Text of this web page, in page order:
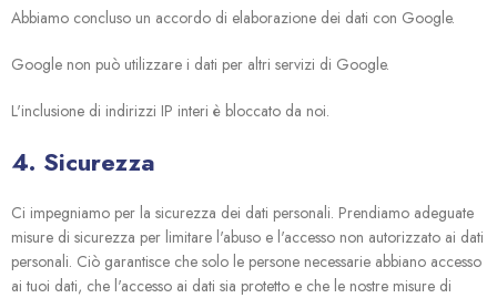
Abbiamo concluso un accordo di elaborazione dei dati con Google.
Google non può utilizzare i dati per altri servizi di Google.
L'inclusione di indirizzi IP interi è bloccato da noi.
4. Sicurezza
Ci impegniamo per la sicurezza dei dati personali. Prendiamo adeguate
misure di sicurezza per limitare l'abuso e l'accesso non autorizzato ai dati
personali. Ciò garantisce che solo le persone necessarie abbiano accesso
ai tuoi dati, che l'accesso ai dati sia protetto e che le nostre misure di